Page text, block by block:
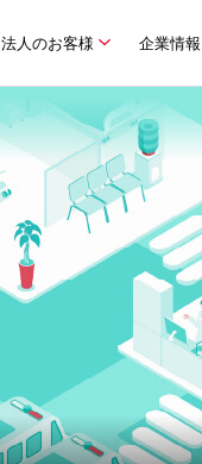
法人のお客様 企業情報